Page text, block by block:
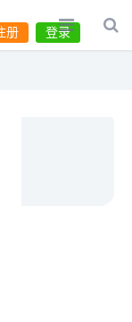
登录
册